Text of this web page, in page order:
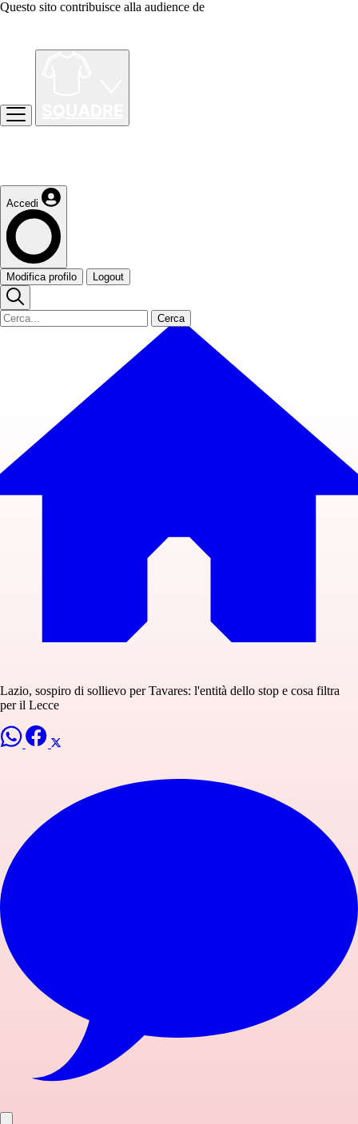
Questo sito contribuisce alla audience de
Accedi
Modifica profilo Logout
Cerca
Lazio, sospiro di sollievo per Tavares: l'entità dello stop e cosa filtra
per il Lecce